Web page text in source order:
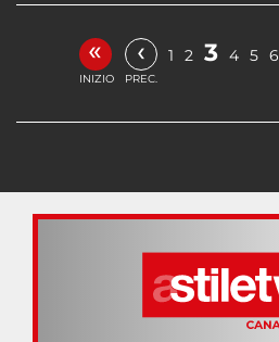
«
INIZIO
‹
PREC.
1 2 3 4 5 6